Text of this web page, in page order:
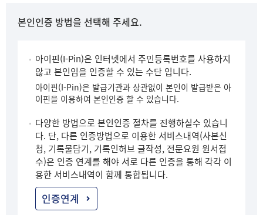
본인인증 방법을 선택해 주세요.
아이핀(I-Pin)은 인터넷에서 주민등록번호를 사용하지
않고 본인임을 인증할 수 있는 수단 입니다.
아이핀(I-Pin)은 발급기관과 상관없이 본인이 발급받은 아
이핀을 이용하여 본인인증 할 수 있습니다.
다양한 방법으로 본인인증 절차를 진행하실수 있습니
다. 단, 다른 인증방법으로 이용한 서비스내역(사본신
청, 기록물담기, 기록인허브 글작성, 전문요원 원서접
수)은 인증 연계를 해야 서로 다른 인증을 통해 각각 이
용한 서비스내역이 함께 통합됩니다.
인증연계